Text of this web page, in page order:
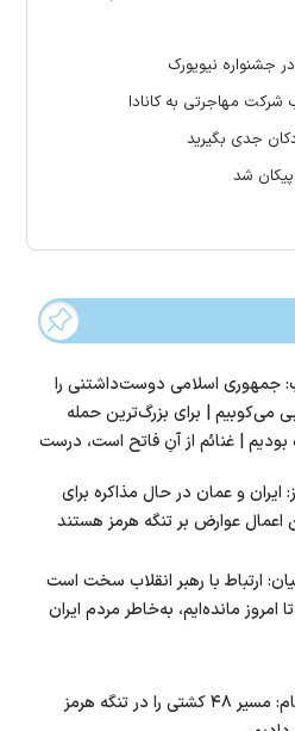
جشنواره نیویورک
شرکت مهاجرتی به کانادا
جدی بگیرید
شد
جمهوری اسلامی دوست‌داشتنی را
می‌کوبیم | برای بزرگ‌ترین حمله
بودیم | غنائم از آنِ فاتح است، درست
ایران و عمان در حال مذاکره برای
اعمال عوارض بر تنگه هرمز هستند
ارتباط با رهبر انقلاب سخت است
امروز مانده‌ایم، به‌خاطر مردم ایران
سنتکام: مسیر ۴۸ کشتی را در تنگه هرمز